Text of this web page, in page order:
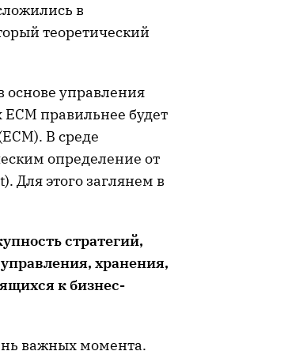
в
теоретический
основе управления
правильнее будет
В среде
определение от
Для этого заглянем в
стратегий,
хранения,
к бизнес-
важных момента.